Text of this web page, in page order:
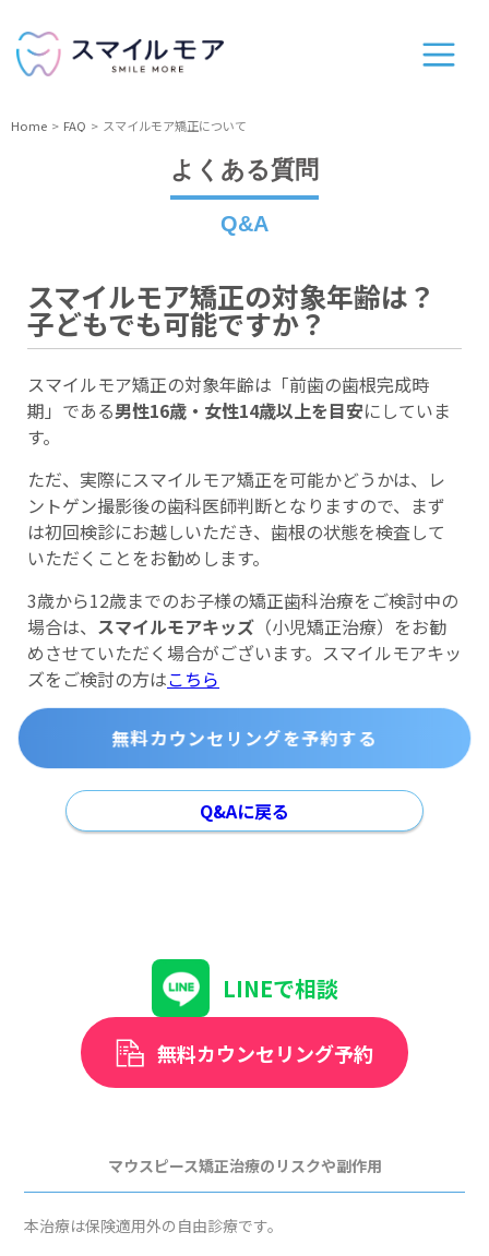
Home FAQ スマイルモア矯正について
よくある質問
Q&A
スマイルモア矯正の対象年齢は？
子どもでも可能ですか？
スマイルモア矯正の対象年齢は「前歯の歯根完成時
期」である男性16歳・女性14歳以上を目安にしていま
す。
ただ、実際にスマイルモア矯正を可能かどうかは、レ
ントゲン撮影後の歯科医師判断となりますので、まず
は初回検診にお越しいただき、歯根の状態を検査して
いただくことをお勧めします。
3歳から12歳までのお子様の矯正歯科治療をご検討中の
場合は、 スマイルモアキッズ （小児矯正治療）をお勧
めさせていただく場合がございます。スマイルモアキッ
ズをご検討の方はこちら
無料カウンセリングを予約する
Q&Aに戻る
LINEで相談
無料カウンセリング予約
マウスピース矯正治療のリスクや副作用
本治療は保険適用外の自由診療です。